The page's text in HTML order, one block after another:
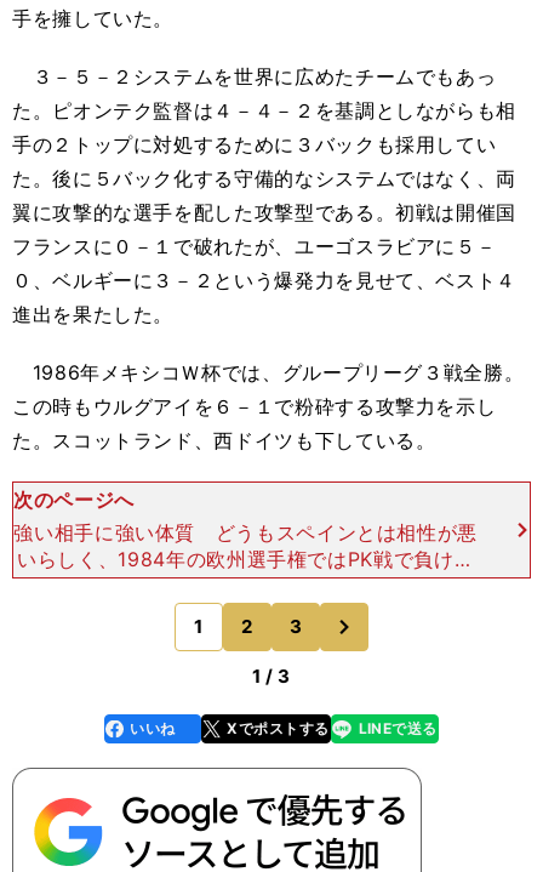
手を擁していた。
３－５－２システムを世界に広めたチームでもあっ
た。ピオンテク監督は４－４－２を基調としながらも相
手の２トップに対処するために３バックも採用してい
た。後に５バック化する守備的なシステムではなく、両
翼に攻撃的な選手を配した攻撃型である。初戦は開催国
フランスに０－１で破れたが、ユーゴスラビアに５－
０、ベルギーに３－２という爆発力を見せて、ベスト４
進出を果たした。
1986年メキシコＷ杯では、グループリーグ３戦全勝。
この時もウルグアイを６－１で粉砕する攻撃力を示し
た。スコットランド、西ドイツも下している。
次のページへ
強い相手に強い体質 どうもスペインとは相性が悪
いらしく、1984年の欧州選手権ではPK戦で負け、
このワールドカップでもラウンド16で対戦して、
先制しながら１－５の完敗を喫した。ちなみに199
4年アメ
1 2 3
1 / 3
faceboo
k
いいね Xでポストする
line LINEで送る